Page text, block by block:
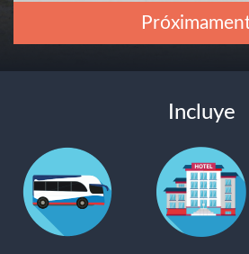
Incluye